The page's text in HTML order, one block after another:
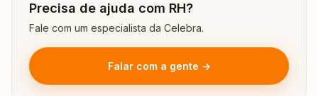
Precisa de ajuda com RH?
Fale com um especialista da Celebra.
Falar com a gente →